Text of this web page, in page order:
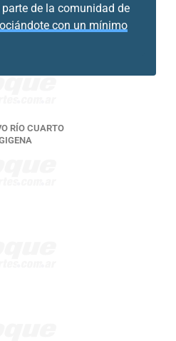
de la comunidad de
con un mínimo
RÍO CUARTO